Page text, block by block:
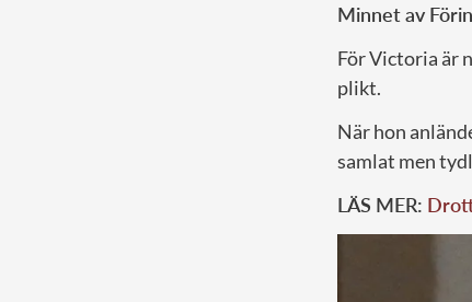
Minnet av
För Victoria är
plikt.
När hon
samlat men
LÄS MER: